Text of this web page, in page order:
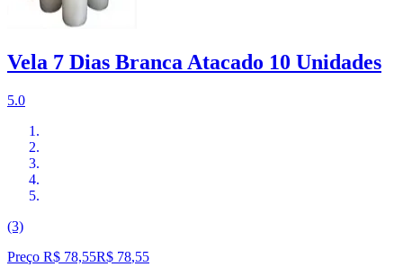
Vela 7 Dias Branca Atacado 10 Unidades
5.0
(3)
Preço R$ 78,55R$ 78,55